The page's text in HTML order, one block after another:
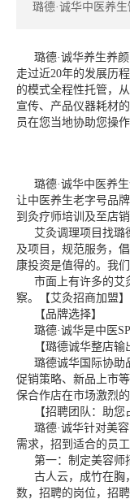
璐德·诚华中医养
璐德·诚华养生养颜
走过近20年的发展历
的模式全程性托管，
宣传、产品仪器耗材
员在您当地协助您操
璐德·诚华中医养生
让中医养生老字号品
到灸疗师培训及至店
艾灸调理项目找璐德
及项目，规范服务，
康投资是值得的。我
市面上有许多的艾
察。【艾灸招商加盟】
【品牌选择】
璐德·诚华是中医
【璐德诚华整店输
璐德诚华国际协助
促销策略、新品上市
保合作店在市场激烈
【招聘团队：助您
璐德·诚华针对美容
需求，招到适合的员工
第一：制定美容师
古人云，成竹在胸
数，招聘的岗位，招聘